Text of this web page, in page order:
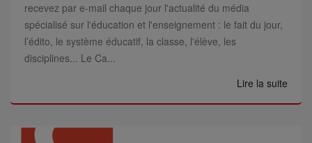
recevez par e-mail chaque jour l'actualité du média
spécialisé sur l'éducation et l'enseignement : le fait du jour,
l’édito, le système éducatif, la classe, l'élève, les
disciplines... Le Ca...
Lire la suite